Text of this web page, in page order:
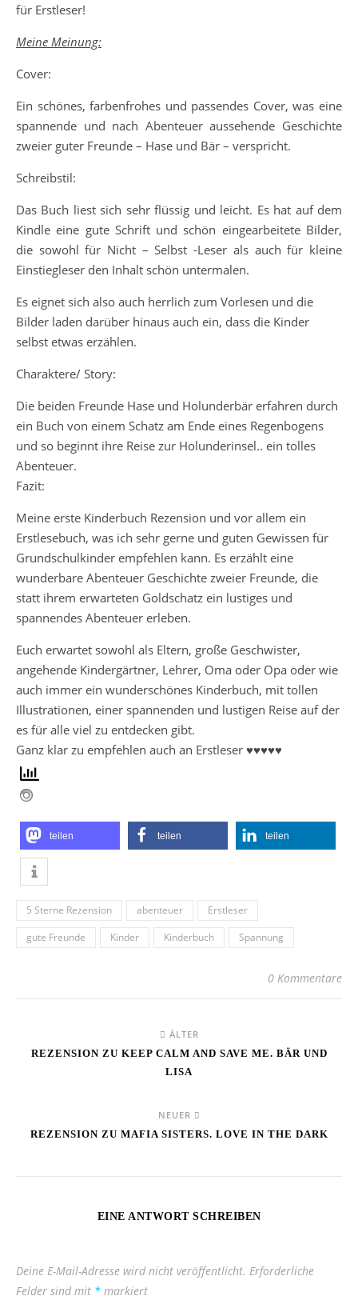
für Erstleser!
Meine Meinung:
Cover:
Ein schönes, farbenfrohes und passendes Cover, was eine
spannende und nach Abenteuer aussehende Geschichte
zweier guter Freunde – Hase und Bär – verspricht.
Schreibstil:
Das Buch liest sich sehr flüssig und leicht. Es hat auf dem
Kindle eine gute Schrift und schön eingearbeitete Bilder,
die sowohl für Nicht – Selbst -Leser als auch für kleine
Einstiegleser den Inhalt schön untermalen.
Es eignet sich also auch herrlich zum Vorlesen und die
Bilder laden darüber hinaus auch ein, dass die Kinder
selbst etwas erzählen.
Charaktere/ Story:
Die beiden Freunde Hase und Holunderbär erfahren durch
ein Buch von einem Schatz am Ende eines Regenbogens
und so beginnt ihre Reise zur Holunderinsel.. ein tolles
Abenteuer.
Fazit:
Meine erste Kinderbuch Rezension und vor allem ein
Erstlesebuch, was ich sehr gerne und guten Gewissen für
Grundschulkinder empfehlen kann. Es erzählt eine
wunderbare Abenteuer Geschichte zweier Freunde, die
statt ihrem erwarteten Goldschatz ein lustiges und
spannendes Abenteuer erleben.
Euch erwartet sowohl als Eltern, große Geschwister,
angehende Kindergärtner, Lehrer, Oma oder Opa oder wie
auch immer ein wunderschönes Kinderbuch, mit tollen
Illustrationen, einer spannenden und lustigen Reise auf der
es für alle viel zu entdecken gibt.
Ganz klar zu empfehlen auch an Erstleser ♥♥♥♥♥
teilen teilen teilen
5 Sterne Rezension abenteuer
Erstleser
gute Freunde
Kinder Kinderbuch Spannung
0 Kommentare
ÄLTER
REZENSION ZU KEEP CALM AND SAVE ME. BÄR UND
LISA
NEUER
REZENSION ZU MAFIA SISTERS. LOVE IN THE DARK
EINE ANTWORT SCHREIBEN
Deine E-Mail-Adresse wird nicht veröffentlicht. Erforderliche
Felder sind mit * markiert